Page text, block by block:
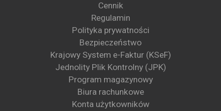
Cennik
Regulamin
Polityka prywatności
Bezpieczeństwo
Krajowy System e-Faktur (KSeF)
Jednolity Plik Kontrolny (JPK)
Program magazynowy
Biura rachunkowe
Konta użytkowników